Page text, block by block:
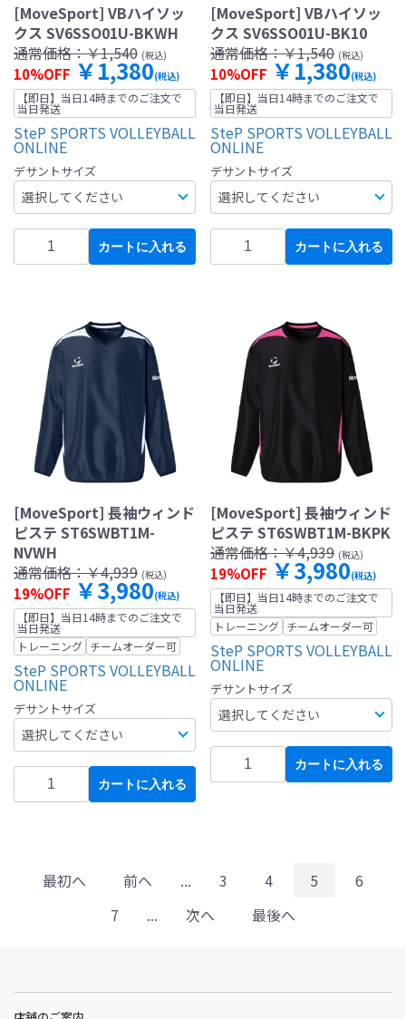
[MoveSport] VBハイソッ
クス SV6SSO01U-BKWH
通常価格：￥1,540 (税込)
10%OFF ￥1,380(税込)
【即日】当日14時までのご注文で
当日発送
SteP SPORTS VOLLEYBALL
ONLINE
デサントサイズ
カートに入れる
[MoveSport] VBハイソッ
クス SV6SSO01U-BK10
通常価格：￥1,540 (税込)
10%OFF ￥1,380(税込)
【即日】当日14時までのご注文で
当日発送
SteP SPORTS VOLLEYBALL
ONLINE
デサントサイズ
カートに入れる
[MoveSport] 長袖ウィンド
ピステ ST6SWBT1M-
NVWH
通常価格：￥4,939 (税込)
19%OFF ￥3,980(税込)
【即日】当日14時までのご注文で
当日発送
トレーニング チームオーダー可
SteP SPORTS VOLLEYBALL
ONLINE
デサントサイズ
カートに入れる
[MoveSport] 長袖ウィンド
ピステ ST6SWBT1M-BKPK
通常価格：￥4,939 (税込)
19%OFF ￥3,980(税込)
【即日】当日14時までのご注文で
当日発送
トレーニング チームオーダー可
SteP SPORTS VOLLEYBALL
ONLINE
デサントサイズ
カートに入れる
最初へ 前へ ... 3 4 5
6
7
... 次へ 最後へ